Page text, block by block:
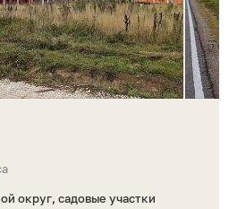
округ, садовые участки